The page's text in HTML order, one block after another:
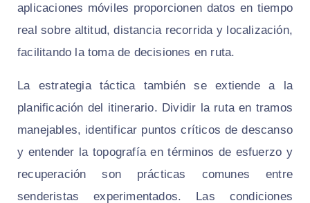
aplicaciones móviles proporcionen datos en tiempo
real sobre altitud, distancia recorrida y localización,
facilitando la toma de decisiones en ruta.
La estrategia táctica también se extiende a la
planificación del itinerario. Dividir la ruta en tramos
manejables, identificar puntos críticos de descanso
y entender la topografía en términos de esfuerzo y
recuperación son prácticas comunes entre
senderistas experimentados. Las condiciones